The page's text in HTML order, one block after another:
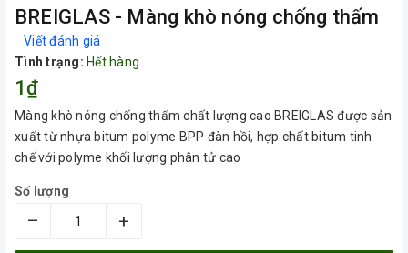
BREIGLAS - Màng khò nóng chống thấm
Viết đánh giá
Tình trạng: Hết hàng
1₫
Màng khò nóng chống thấm chất lượng cao BREIGLAS được sản
xuất từ nhựa bitum polyme BPP đàn hồi, hợp chất bitum tinh
chế với polyme khối lượng phân tử cao
Số lượng
– +